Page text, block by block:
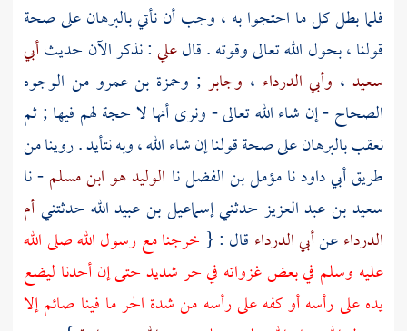
فلما بطل كل ما احتجوا به ، وجب أن نأتي بالبرهان على صحة
قولنا ، بحول الله تعالى وقوته . قالعلي: نذكر الآن حديثأبي
سعيد ، وأبي الدرداء ، وجابر ; وحمزة بن عمرومن الوجوه
الصحاح - إن شاء الله تعالى - ونرى أنها لا حجة لهم فيها ; ثم
نعقب بالبرهان على صحة قولنا إن شاء الله ، وبه نتأيد . روينا من
طريقأبي داودنامؤمل بن الفضلنا الوليد هو ابن مسلم- نا
سعيد بن عبد العزيز حدثنيإسماعيل بن عبيد الله حدثتنيأم
الدرداءعنأبي الدرداء قال : { خرجنا مع رسول الله صلى الله
عليه وسلم في بعض غزواته في حر شديد حتى إن أحدنا ليضع
يده على رأسه أو كفه على رأسه من شدة الحر ما فينا صائم إلا